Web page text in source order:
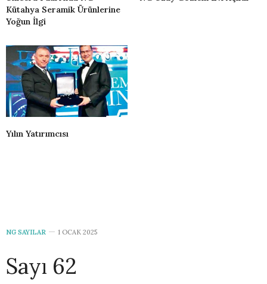
Kütahya Seramik Ürünlerine
Yoğun İlgi
Yılın Yatırımcısı
NG SAYILAR 1 OCAK 2025
Sayı 62